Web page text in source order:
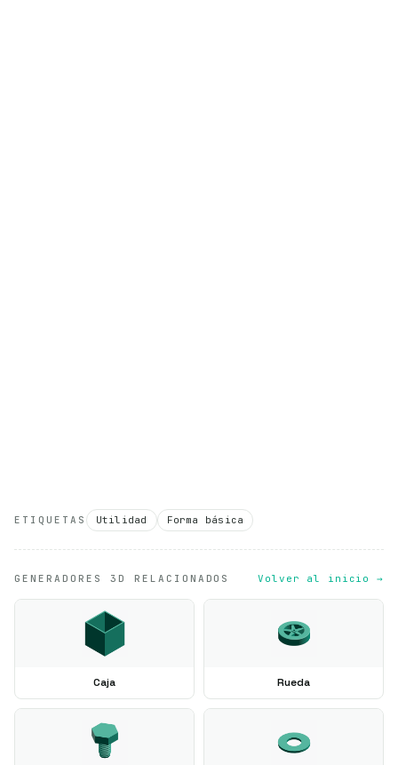
ETIQUETAS Utilidad Forma básica
GENERADORES 3D RELACIONADOS Volver al inicio →
Caja Rueda